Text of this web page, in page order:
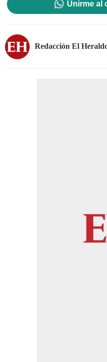
Unirme al
Redacción El